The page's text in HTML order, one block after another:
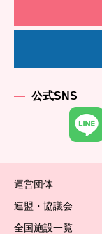
公式SNS
運営団体
連盟・協議会
全国施設一覧